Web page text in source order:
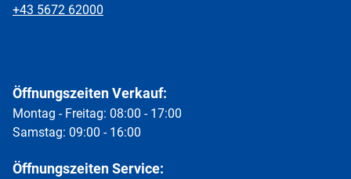
+43 5672 62000
Öffnungszeiten Verkauf:
Montag - Freitag: 08:00 - 17:00
Samstag: 09:00 - 16:00
Öffnungszeiten Service: